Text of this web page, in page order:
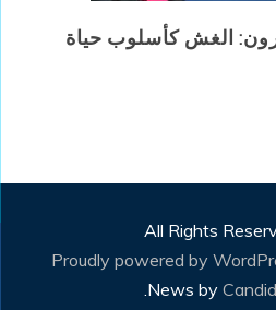
الغش كأسلوب حياة
All Rights
Proudly powered by
News by
.